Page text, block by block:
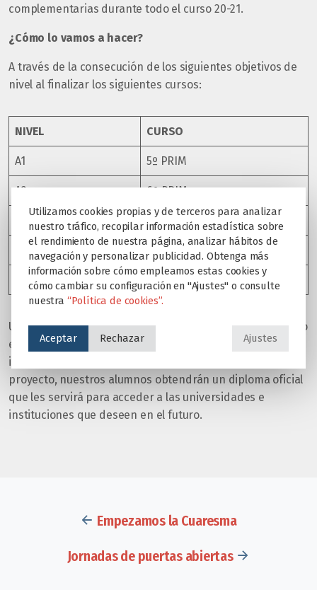
complementarias durante todo el curso 20-21.
¿Cómo lo vamos a hacer?
A través de la consecución de los siguientes objetivos de
nivel al finalizar los siguientes cursos:
NIVEL CURSO
A1 5º PRIM
A2 6º PRIM
2º ESO
4º ESO
2º BACH
Una iniciativa que, sin duda, tendrá un efecto muy positivo
en la enseñanza del idioma inglés, motivando e
impulsando su aprendizaje. Además, gracias a este
proyecto, nuestros alumnos obtendrán un diploma oficial
que les servirá para acceder a las universidades e
instituciones que deseen en el futuro.
Empezamos la Cuaresma
Jornadas de puertas abiertas
Utilizamos cookies propias y de terceros para analizar
nuestro tráfico, recopilar información estadística sobre
el rendimiento de nuestra página, analizar hábitos de
navegación y personalizar publicidad. Obtenga más
información sobre cómo empleamos estas cookies y
cómo cambiar su configuración en "Ajustes" o consulte
nuestra “Política de cookies”.
Aceptar Rechazar Ajustes